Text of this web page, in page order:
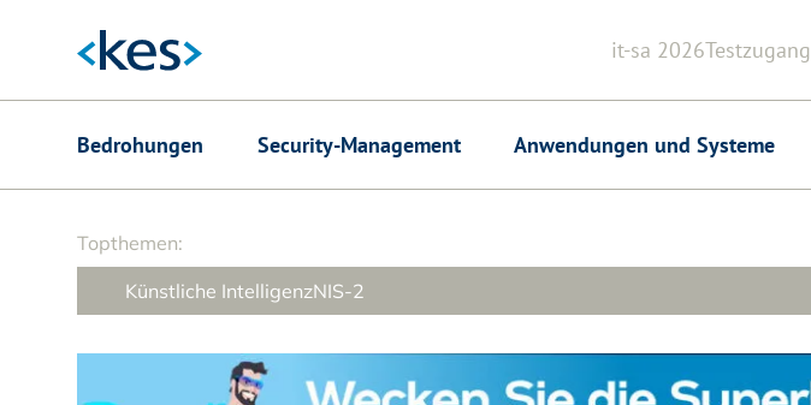
Header
it-sa 2026Testzugang
Hauptnavigation
Bedrohungen Security-Management Anwendungen und Systeme
Topthemen:
Künstliche IntelligenzNIS-2